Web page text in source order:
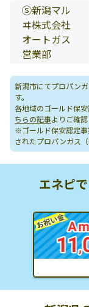
Ⓢ新潟マル
ヰ株式会社
オートガス
営業部
新潟市にてプロパン
す。
各地域のゴールド保
ちらの記事よりご確認
※ゴールド保安認定事
されたプロパンガス（
エネピ